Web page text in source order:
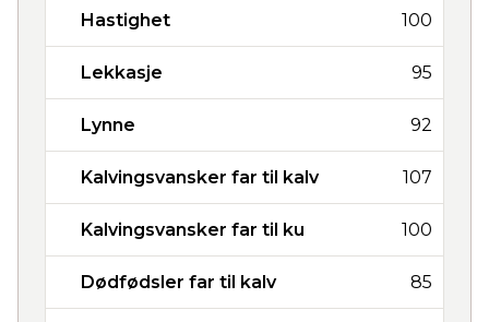
Hastighet 100
Lekkasje 95
Lynne 92
Kalvingsvansker far til kalv 107
Kalvingsvansker far til ku 100
Dødfødsler far til kalv 85